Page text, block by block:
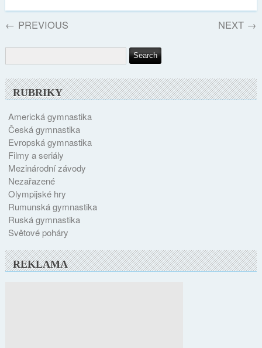
← PREVIOUS NEXT →
RUBRIKY
Americká gymnastika
Česká gymnastika
Evropská gymnastika
Filmy a seriály
Mezinárodní závody
Nezařazené
Olympijské hry
Rumunská gymnastika
Ruská gymnastika
Světové poháry
REKLAMA